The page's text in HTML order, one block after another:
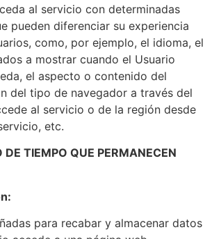
al servicio con determinadas
pueden diferenciar su experiencia
como, por ejemplo, el idioma, el
a mostrar cuando el Usuario
el aspecto o contenido del
del tipo de navegador a través del
al servicio o de la región desde
etc.
DE TIEMPO QUE PERMANECEN
para recabar y almacenar datos